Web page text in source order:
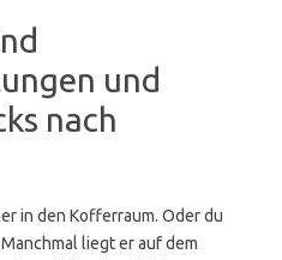
und
nach
in den Kofferraum. Oder du
liegt er auf dem